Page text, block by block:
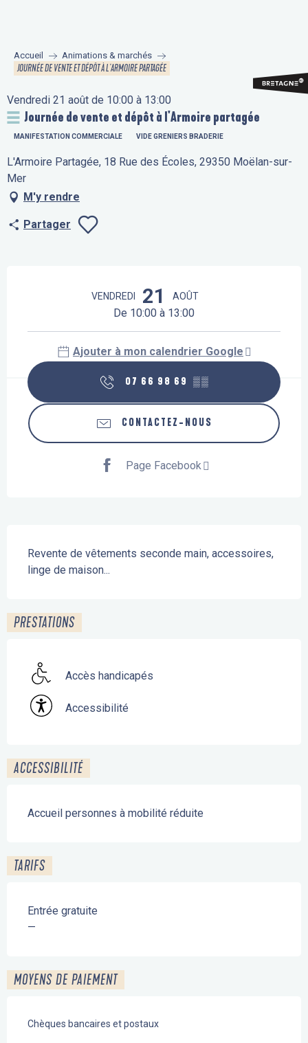
principal
Accueil Animations & marchés
JOURNÉE DE VENTE ET DÉPÔT À L'ARMOIRE PARTAGÉE
Vendredi 21 août de 10:00 à 13:00
Journée de vente et dépôt à l'Armoire partagée
MANIFESTATION COMMERCIALE VIDE GRENIERS BRADERIE
L'Armoire Partagée, 18 Rue des Écoles, 29350 Moëlan-sur-
Mer
M'y rendre
Partager
VENDREDI 21 AOÛT
De 10:00 à 13:00
Ajouter à mon calendrier Google
07 66 98 69 ▒▒
CONTACTEZ-NOUS
Page Facebook
Revente de vêtements seconde main, accessoires,
linge de maison...
PRESTATIONS
Accès handicapés
Accessibilité
ACCESSIBILITÉ
Accueil personnes à mobilité réduite
TARIFS
Entrée gratuite
—
MOYENS DE PAIEMENT
Chèques bancaires et postaux